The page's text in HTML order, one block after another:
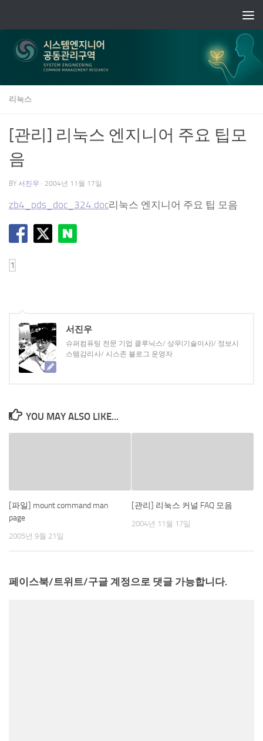
리눅스
[관리] 리눅스 엔지니어 주요 팁모
음
BY 서진우 · 2004년 11월 17일
zb4_pds_doc_324.doc리눅스 엔지니어 주요 팁 모음
서진우
슈퍼컴퓨팅 전문 기업 클루닉스/ 상무(기술이사)/ 정보시
스템감리사/ 시스존 블로그 운영자
YOU MAY ALSO LIKE...
[파일] mount command man
page
2005년 9월 21일
[관리] 리눅스 커널 FAQ 모음
2004년 11월 17일
페이스북/트위트/구글 계정으로 댓글 가능합니다.